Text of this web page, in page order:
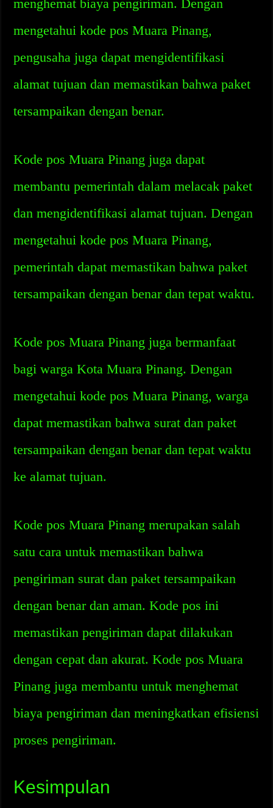
menghemat biaya pengiriman. Dengan
mengetahui kode pos Muara Pinang,
pengusaha juga dapat mengidentifikasi
alamat tujuan dan memastikan bahwa paket
tersampaikan dengan benar.
Kode pos Muara Pinang juga dapat
membantu pemerintah dalam melacak paket
dan mengidentifikasi alamat tujuan. Dengan
mengetahui kode pos Muara Pinang,
pemerintah dapat memastikan bahwa paket
tersampaikan dengan benar dan tepat waktu.
Kode pos Muara Pinang juga bermanfaat
bagi warga Kota Muara Pinang. Dengan
mengetahui kode pos Muara Pinang, warga
dapat memastikan bahwa surat dan paket
tersampaikan dengan benar dan tepat waktu
ke alamat tujuan.
Kode pos Muara Pinang merupakan salah
satu cara untuk memastikan bahwa
pengiriman surat dan paket tersampaikan
dengan benar dan aman. Kode pos ini
memastikan pengiriman dapat dilakukan
dengan cepat dan akurat. Kode pos Muara
Pinang juga membantu untuk menghemat
biaya pengiriman dan meningkatkan efisiensi
proses pengiriman.
Kesimpulan